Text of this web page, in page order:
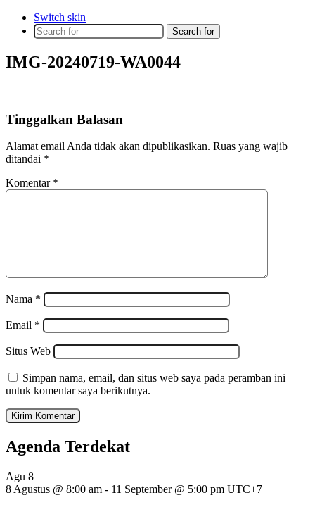
Switch skin
Search for
IMG-20240719-WA0044
Tinggalkan Balasan
Alamat email Anda tidak akan dipublikasikan. Ruas yang wajib
ditandai *
Komentar *
Nama *
Email *
Situs Web
Simpan nama, email, dan situs web saya pada peramban ini
untuk komentar saya berikutnya.
Agenda Terdekat
Agu 8
8 Agustus @ 8:00 am - 11 September @ 5:00 pm UTC+7